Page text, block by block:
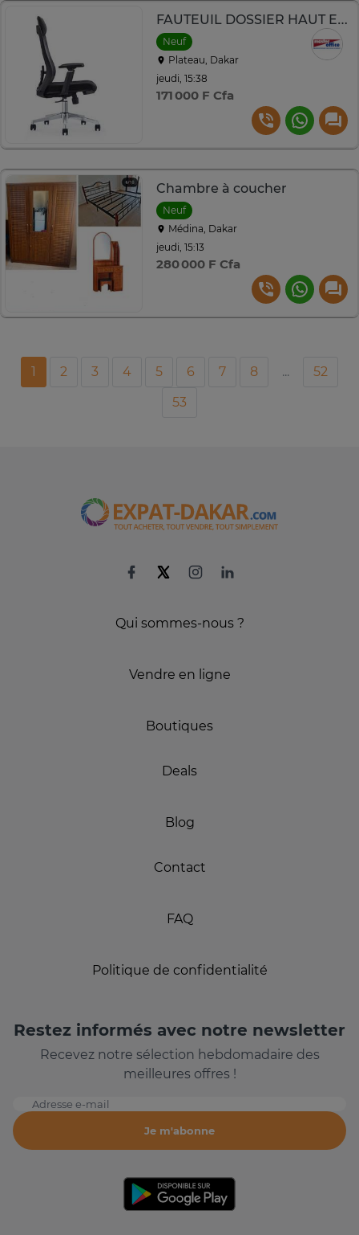
FAUTEUIL DOSSIER HAUT EN MAILLE 671AB NOIR
Neuf
Plateau, Dakar
jeudi, 15:38
171 000 F Cfa
Chambre à coucher
Neuf
Médina, Dakar
jeudi, 15:13
280 000 F Cfa
1 2 3 4 5 6 7 8 ...
52
53
Qui sommes-nous ?
Vendre en ligne
Boutiques
Deals
Blog
Contact
FAQ
Politique de confidentialité
Restez informés avec notre newsletter
Recevez notre sélection hebdomadaire des
meilleures offres !
Adresse e-mail
Je m'abonne